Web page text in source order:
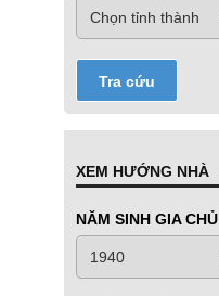
Tra cứu
XEM HƯỚNG NHÀ
NĂM SINH GIA CHỦ